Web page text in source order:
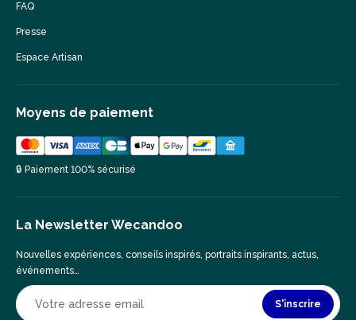
FAQ
Presse
Espace Artisan
Moyens de paiement
🔒 Paiement 100% sécurisé
La Newsletter Wecandoo
Nouvelles expériences, conseils inspirés, portraits inspirants, actus,
événements…
S'inscrire